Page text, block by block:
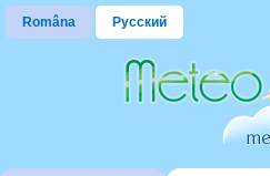
Româna Русский